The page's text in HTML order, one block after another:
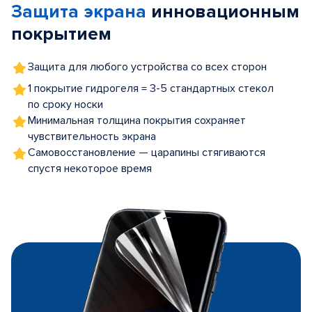
5
Защита экрана инновационным
покрытием
Защита для любого устройства со всех сторон
1 покрытие гидрогеля = 3-5 стандартных стекол
по сроку носки
Минимальная толщина покрытия сохраняет
чувствительность экрана
Самовосстановление — царапины стягиваются
спустя некоторое время